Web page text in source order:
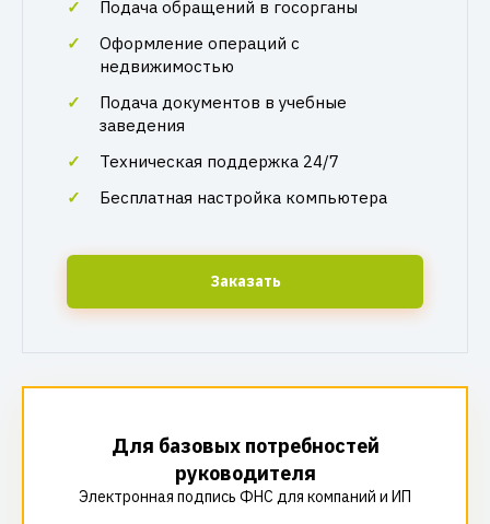
Подача обращений в госорганы
Оформление операций с
недвижимостью
Подача документов в учебные
заведения
Техническая поддержка 24/7
Бесплатная настройка компьютера
Заказать
Для базовых потребностей
руководителя
Электронная подпись ФНС для компаний и ИП